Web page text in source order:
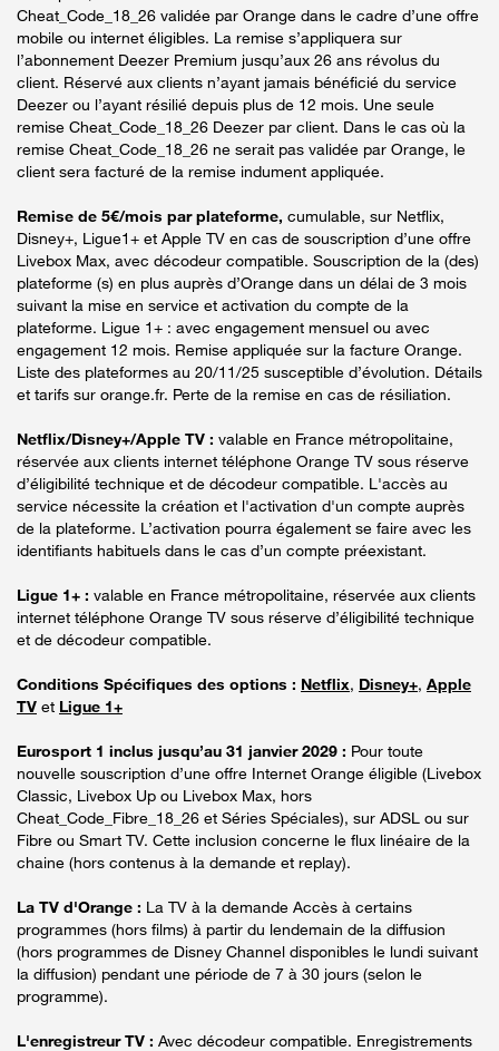
Cheat_Code_18_26 validée par Orange dans le cadre d’une offre
mobile ou internet éligibles. La remise s’appliquera sur
l’abonnement Deezer Premium jusqu’aux 26 ans révolus du
client. Réservé aux clients n’ayant jamais bénéficié du service
Deezer ou l’ayant résilié depuis plus de 12 mois. Une seule
remise Cheat_Code_18_26 Deezer par client. Dans le cas où la
remise Cheat_Code_18_26 ne serait pas validée par Orange, le
client sera facturé de la remise indument appliquée.
Remise de 5€/mois par plateforme, cumulable, sur Netflix,
Disney+, Ligue1+ et Apple TV en cas de souscription d’une offre
Livebox Max, avec décodeur compatible. Souscription de la (des)
plateforme (s) en plus auprès d’Orange dans un délai de 3 mois
suivant la mise en service et activation du compte de la
plateforme. Ligue 1+ : avec engagement mensuel ou avec
engagement 12 mois. Remise appliquée sur la facture Orange.
Liste des plateformes au 20/11/25 susceptible d’évolution. Détails
et tarifs sur orange.fr. Perte de la remise en cas de résiliation.
Netflix/Disney+/Apple TV : valable en France métropolitaine,
réservée aux clients internet téléphone Orange TV sous réserve
d’éligibilité technique et de décodeur compatible. L'accès au
service nécessite la création et l'activation d'un compte auprès
de la plateforme. L’activation pourra également se faire avec les
identifiants habituels dans le cas d’un compte préexistant.
Ligue 1+ : valable en France métropolitaine, réservée aux clients
internet téléphone Orange TV sous réserve d’éligibilité technique
et de décodeur compatible.
Conditions Spécifiques des options : Netflix, Disney+, Apple
TV et Ligue 1+
Eurosport 1 inclus jusqu’au 31 janvier 2029 : Pour toute
nouvelle souscription d’une offre Internet Orange éligible (Livebox
Classic, Livebox Up ou Livebox Max, hors
Cheat_Code_Fibre_18_26 et Séries Spéciales), sur ADSL ou sur
Fibre ou Smart TV. Cette inclusion concerne le flux linéaire de la
chaine (hors contenus à la demande et replay).
La TV d'Orange : La TV à la demande Accès à certains
programmes (hors films) à partir du lendemain de la diffusion
(hors programmes de Disney Channel disponibles le lundi suivant
la diffusion) pendant une période de 7 à 30 jours (selon le
programme).
L'enregistreur TV : Avec décodeur compatible. Enregistrements